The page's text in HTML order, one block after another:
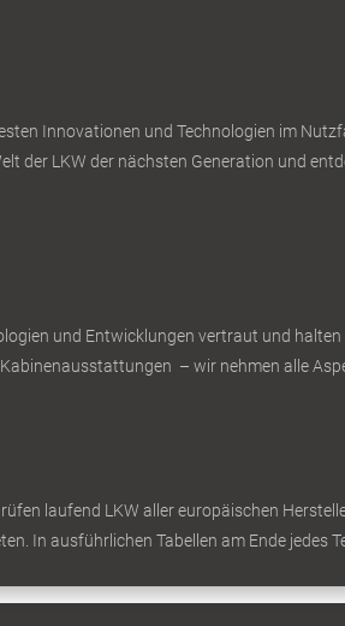
Innovationen und Technologien im
der LKW der nächsten Generation und
und Entwicklungen vertraut und
– wir nehmen alle
laufend LKW aller europäischen
In ausführlichen Tabellen am Ende jedes